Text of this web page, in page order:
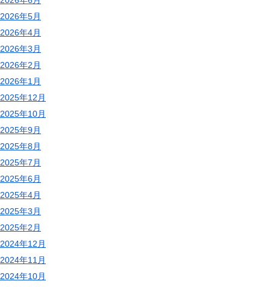
2026年5月
2026年4月
2026年3月
2026年2月
2026年1月
2025年12月
2025年10月
2025年9月
2025年8月
2025年7月
2025年6月
2025年4月
2025年3月
2025年2月
2024年12月
2024年11月
2024年10月